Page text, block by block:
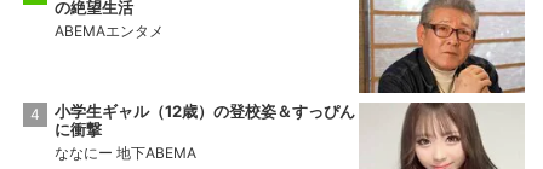
の絶望生活
ABEMAエンタメ
小学生ギャル（12歳）の登校姿＆すっぴん
に衝撃
ななにー 地下ABEMA